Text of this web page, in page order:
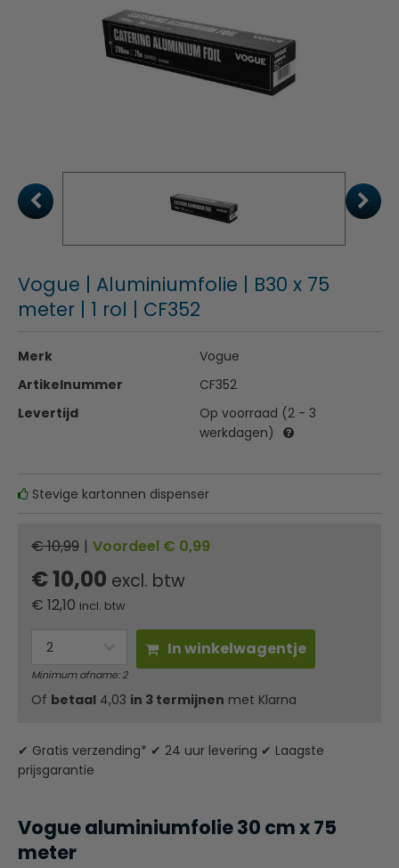
Vogue | Aluminiumfolie | B30 x 75
meter | 1 rol | CF352
Merk
Vogue
Artikelnummer
CF352
Levertijd
Op voorraad (2 - 3
werkdagen)
Stevige kartonnen dispenser
€ 10,99 | Voordeel € 0,99
€ 10,00 excl. btw
€ 12,10 incl. btw
Minimum afname: 2
In winkelwagentje
Of betaal 4,03 in 3 termijnen met Klarna
✔ Gratis verzending* ✔ 24 uur levering ✔ Laagste
prijsgarantie
Vogue aluminiumfolie 30 cm x 75
meter